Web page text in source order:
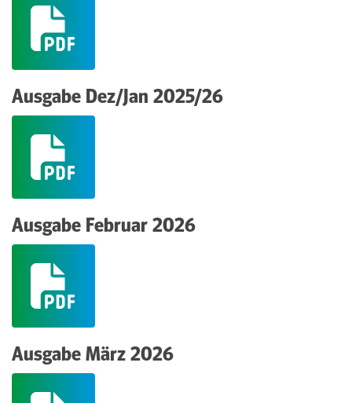
Ausgabe Dez/Jan 2025/26(pdf)
Ausgabe Februar 2026(pdf)
Ausgabe März 2026(pdf)